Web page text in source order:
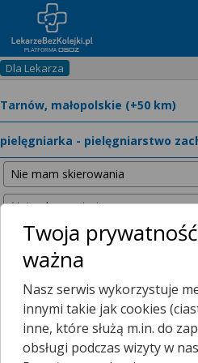
Dla Lekarza
Nie znaleźliśmy żadnych lekarzy w
zwiększyliśmy promień
Twoja
ważna
Nasz serwis wykorzystuje
innymi takie jak cookies
inne, które służą m.in. do
obsługi podczas wizyty w